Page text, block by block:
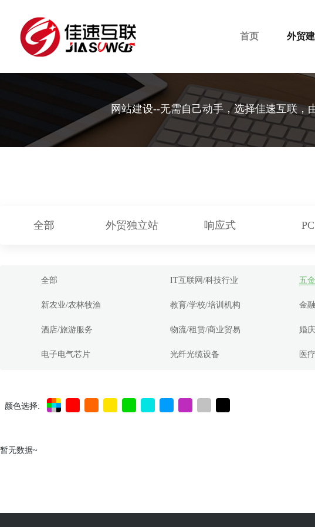
首页 外贸
网站建设--无需自己动手，选择佳速互联，
全部 外贸独立站 响应式 PC
全部 IT互联网/科技行业 五
新农业/农林牧渔 教育/学校/培训机构 金
酒店/旅游服务 物流/租赁/商业贸易 婚
电子电气芯片 光纤光缆设备 医
颜色选择:
暂无数据~